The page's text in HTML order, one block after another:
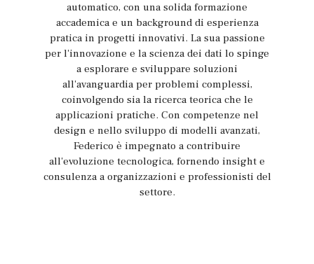
automatico, con una solida formazione
accademica e un background di esperienza
pratica in progetti innovativi. La sua passione
per l'innovazione e la scienza dei dati lo spinge
a esplorare e sviluppare soluzioni
all'avanguardia per problemi complessi,
coinvolgendo sia la ricerca teorica che le
applicazioni pratiche. Con competenze nel
design e nello sviluppo di modelli avanzati,
Federico è impegnato a contribuire
all'evoluzione tecnologica, fornendo insight e
consulenza a organizzazioni e professionisti del
settore.